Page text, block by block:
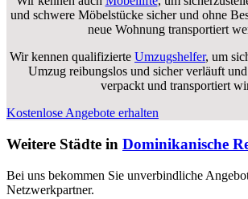
und schwere Möbelstücke sicher und ohne
neue Wohnung transportiert
Wir kennen qualifizierte Umzugshelfer, um
Umzug reibungslos und sicher verläuft
verpackt und transportiert
Kostenlose Angebote erhalten
Weitere Städte in Dominikanische
Bei uns bekommen Sie unverbindliche
Netzwerkpartner.